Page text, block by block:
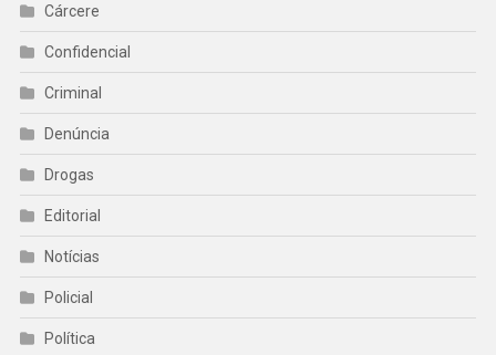
Cárcere
Confidencial
Criminal
Denúncia
Drogas
Editorial
Notícias
Policial
Política